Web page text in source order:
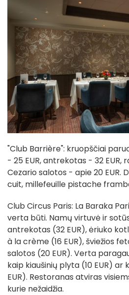
"Club Barrière": kruopščiai
- 25 EUR, antrekotas - 32
Cezario salotos - apie 20 EUR.
cuit, millefeuille pistache
Club Circus Paris: La Baraka
verta būti. Namų virtuvė ir
antrekotas (32 EUR), ėriuko
à la crème (16 EUR), šviežios
salotos (20 EUR). Verta
kaip kiaušinių plyta (10 EUR) ar
EUR). Restoranas atviras
kurie nežaidžia.